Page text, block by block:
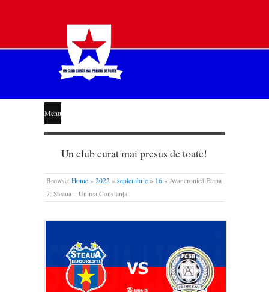
STEAUA
LIBERĂ
Menu
Un club curat mai presus de toate!
Browse: Home » 2022 » septembrie » 16 » Avancronică Etapa
7: Steaua – Unirea Constanța